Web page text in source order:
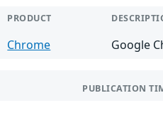
PRODUCT
Chrome Google
PUBLICATION